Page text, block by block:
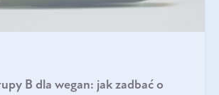
B dla wegan: jak zadbać o